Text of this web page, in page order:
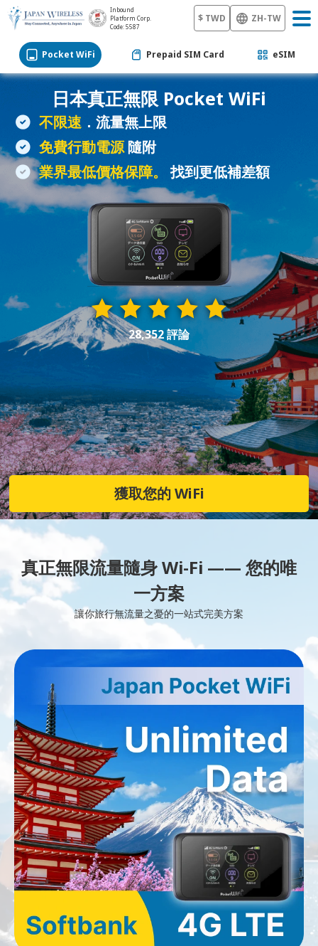
Inbound
Platform Corp.
Code: 5587
$ TWD ZH-TW
Pocket WiFi Prepaid SIM Card eSIM
日本真正無限 Pocket WiFi
不限速．流量無上限
免費行動電源隨附
業界最低價格保障。
找到更低補差額
28,352 評論
獲取您的 WiFi
真正無限流量隨身 Wi-Fi —— 您的唯
一方案
讓你旅行無流量之憂的一站式完美方案